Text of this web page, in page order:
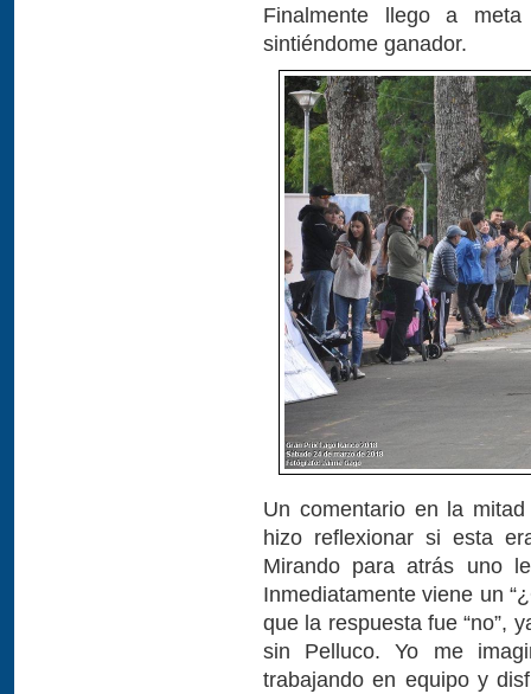
Finalmente llego a
sintiéndome ganador.
Un comentario en la
hizo reflexionar si esta
Mirando para atrás uno
Inmediatamente viene un
que la respuesta fue “no”,
sin Pelluco. Yo me
trabajando en equipo y